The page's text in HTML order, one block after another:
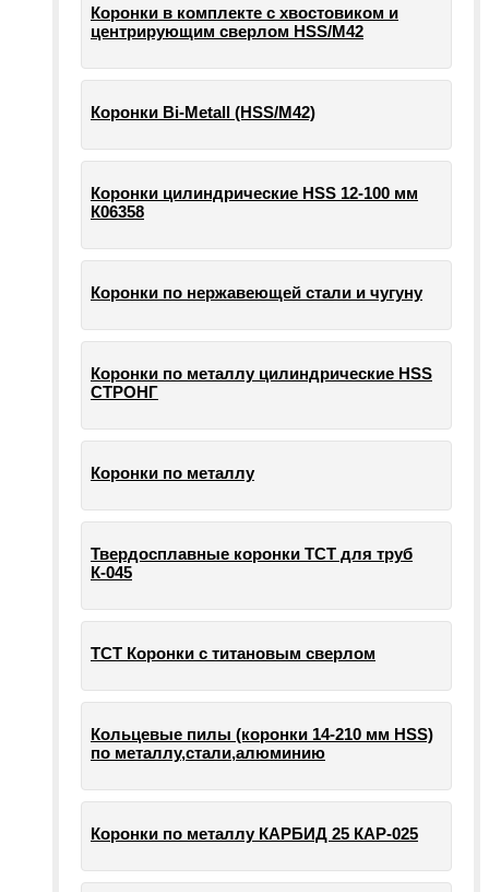
Коронки в комплекте с хвостовиком и
центрирующим сверлом HSS/М42
Коронки Bi-Metall (HSS/М42)
Коронки цилиндрические HSS 12-100 мм
К06358
Коронки по нержавеющей стали и чугуну
Коронки по металлу цилиндрические HSS
СТРОНГ
Коронки по металлу
Твердосплавные коронки ТСТ для труб
К-045
ТСТ Коронки с титановым сверлом
Кольцевые пилы (коронки 14-210 мм HSS)
по металлу,стали,алюминию
Коронки по металлу КАРБИД 25 КАР-025